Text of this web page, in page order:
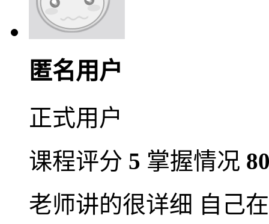
匿名用户
正式用户
课程评分 5 掌握情况
老师讲的很详细 自己